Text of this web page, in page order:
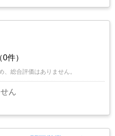
件）
総合評価はありません。
ん